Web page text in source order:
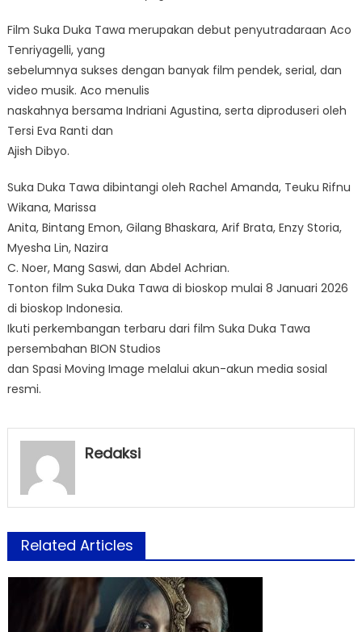
Film Suka Duka Tawa merupakan debut penyutradaraan Aco
Tenriyagelli, yang
sebelumnya sukses dengan banyak film pendek, serial, dan
video musik. Aco menulis
naskahnya bersama Indriani Agustina, serta diproduseri oleh
Tersi Eva Ranti dan
Ajish Dibyo.
Suka Duka Tawa dibintangi oleh Rachel Amanda, Teuku Rifnu
Wikana, Marissa
Anita, Bintang Emon, Gilang Bhaskara, Arif Brata, Enzy Storia,
Myesha Lin, Nazira
C. Noer, Mang Saswi, dan Abdel Achrian.
Tonton film Suka Duka Tawa di bioskop mulai 8 Januari 2026
di bioskop Indonesia.
Ikuti perkembangan terbaru dari film Suka Duka Tawa
persembahan BION Studios
dan Spasi Moving Image melalui akun-akun media sosial
resmi.
Redaksi
Related Articles